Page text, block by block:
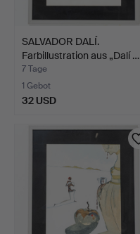
SALVADOR DALÍ.
Farbillustration aus „Dalí …
7 Tage
1 Gebot
32 USD